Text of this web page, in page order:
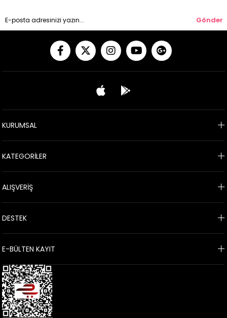
Gönder
KURUMSAL
KATEGORİLER
ALIŞVERİŞ
DESTEK
E-BÜLTEN KAYIT